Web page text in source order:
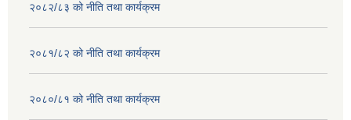
२०८२/८३ को नीति तथा कार्यक्रम
२०८१/८२ को नीति तथा कार्यक्रम
२०८०/८१ को नीति तथा कार्यक्रम